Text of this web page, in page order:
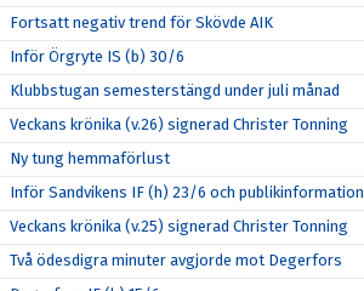
Fortsatt negativ trend för Skövde AIK
Inför Örgryte IS (b) 30/6
Klubbstugan semesterstängd under juli månad
Veckans krönika (v.26) signerad Christer Tonning
Ny tung hemmaförlust
Inför Sandvikens IF (h) 23/6 och publikinformation
Veckans krönika (v.25) signerad Christer Tonning
Två ödesdigra minuter avgjorde mot Degerfors